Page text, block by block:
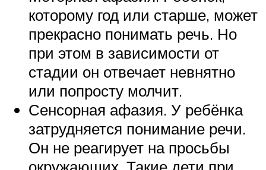
которому год или старше, может
прекрасно понимать речь. Но
при этом в зависимости от
стадии он отвечает невнятно
или попросту молчит.
Сенсорная афазия. У ребёнка
затрудняется понимание речи.
Он не реагирует на просьбы